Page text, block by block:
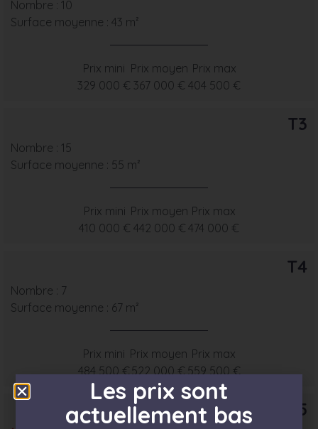
Nombre : 10
Surface moyenne : 43 m²
Prix mini
329 000 €
Prix moyen
367 000 €
Prix max
404 500 €
T3
Nombre : 15
Surface moyenne : 55 m²
Prix mini
410 000 €
Prix moyen
442 000 €
Prix max
474 000 €
T4
Nombre : 7
Surface moyenne : 67 m²
Prix mini
484 500 €
Prix moyen
522 000 €
Prix max
559 500 €
T5
Les prix sont
actuellement bas